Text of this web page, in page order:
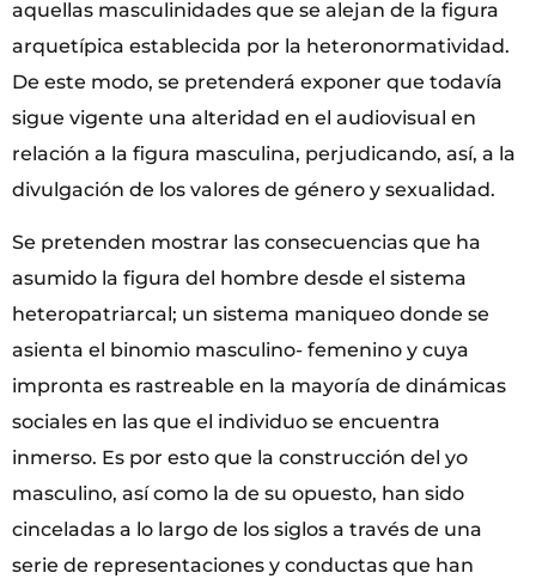
aquellas masculinidades que se alejan de la figura
arquetípica establecida por la heteronormatividad.
De este modo, se pretenderá exponer que todavía
sigue vigente una alteridad en el audiovisual en
relación a la figura masculina, perjudicando, así, a la
divulgación de los valores de género y sexualidad.
Se pretenden mostrar las consecuencias que ha
asumido la figura del hombre desde el sistema
heteropatriarcal; un sistema maniqueo donde se
asienta el binomio masculino- femenino y cuya
impronta es rastreable en la mayoría de dinámicas
sociales en las que el individuo se encuentra
inmerso. Es por esto que la construcción del yo
masculino, así como la de su opuesto, han sido
cinceladas a lo largo de los siglos a través de una
serie de representaciones y conductas que han